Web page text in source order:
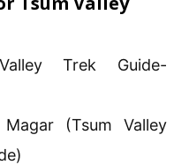
Trek Guide-
(Tsum Valley